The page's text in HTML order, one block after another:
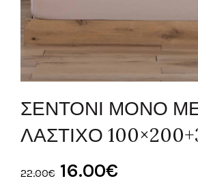
ΣΕΝΤΟΝΙ ΜΟΝΟ
ΛΑΣΤΙΧΟ
22.00€ Original
16.00€